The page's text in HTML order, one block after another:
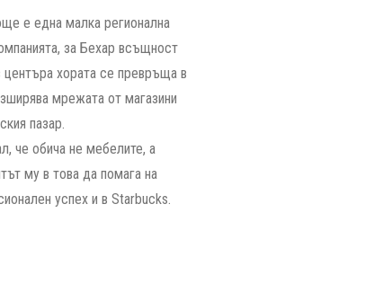
е една малка регионална
за Бехар всъщност
центъра хората се превръща в
мрежата от магазини
пазар.
че обича не мебелите, а
му в това да помага на
успех и в Starbucks.